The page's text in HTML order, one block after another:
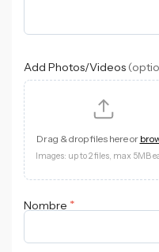
Add Photos/Videos
Drag & drop files here or
Images: up to 2 files, max 5MB
Nombre *